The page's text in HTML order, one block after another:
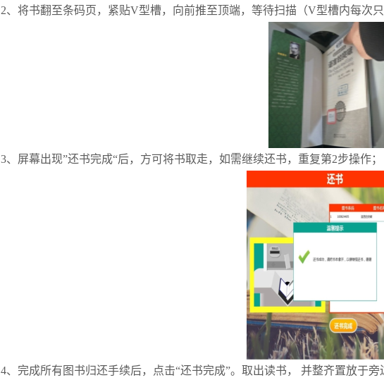
2、将书翻至条码页，紧贴V型槽，向前推至顶端，等待扫描（V型槽内每次
3、屏幕出现”还书完成“后，方可将书取走，如需继续还书，重复第2步操作；
4、完成所有图书归还手续后，点击“还书完成”。取出读书， 并整齐置放于旁